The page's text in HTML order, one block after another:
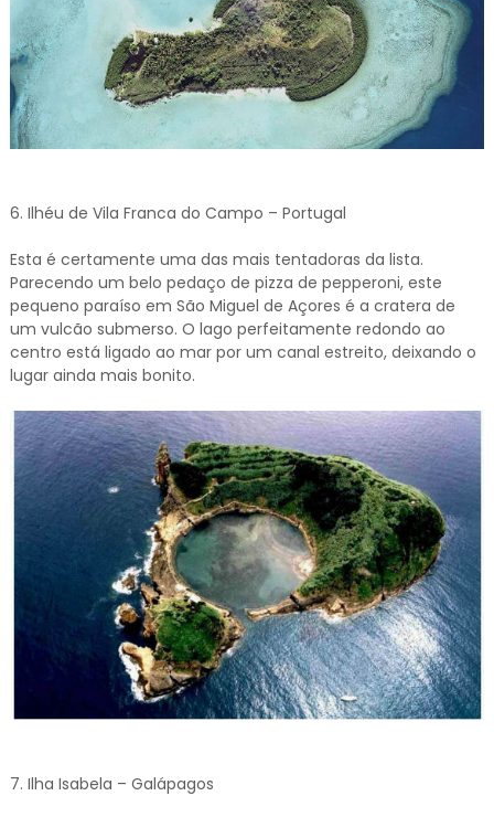
6. Ilhéu de Vila Franca do Campo – Portugal
Esta é certamente uma das mais tentadoras da lista.
Parecendo um belo pedaço de pizza de pepperoni, este
pequeno paraíso em São Miguel de Açores é a cratera de
um vulcão submerso. O lago perfeitamente redondo ao
centro está ligado ao mar por um canal estreito, deixando o
lugar ainda mais bonito.
7. Ilha Isabela – Galápagos